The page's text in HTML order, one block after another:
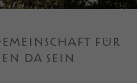
FÜR
DA SEIN